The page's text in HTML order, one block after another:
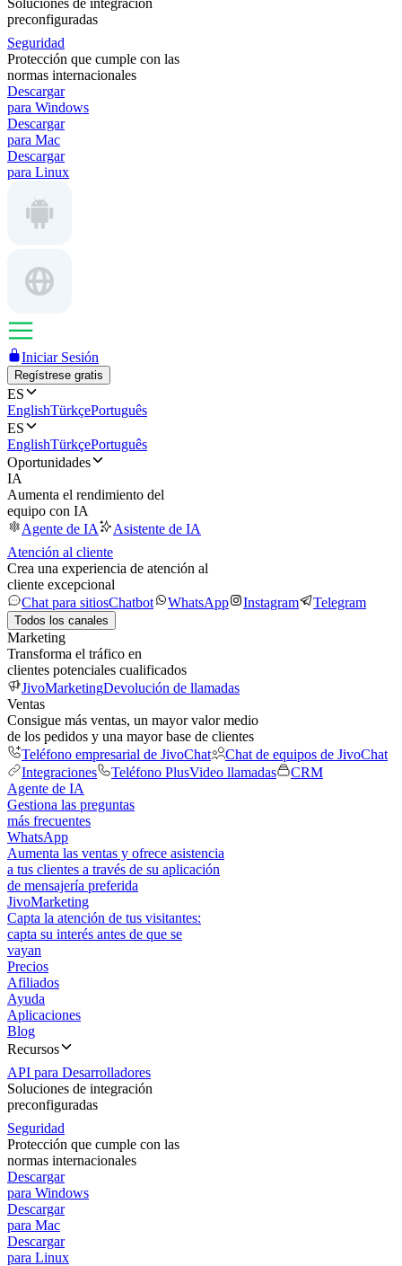
Soluciones de integración
preconfiguradas
Seguridad
Protección que cumple con las
normas internacionales
Descargar
para Windows
Descargar
para Mac
Descargar
para Linux
Iniciar Sesión
Regístrese gratis
ES
EnglishTürkçePortuguês
ES
EnglishTürkçePortuguês
Oportunidades
IA
Aumenta el rendimiento del
equipo con IA
Agente de IA
Asistente de IA
Atención al cliente
Crea una experiencia de atención al
cliente excepcional
Chat para sitiosChatbot WhatsApp Instagram Telegram
Todos los canales
Marketing
Transforma el tráfico en
clientes potenciales cualificados
JivoMarketingDevolución de llamadas
Ventas
Consigue más ventas, un mayor valor medio
de los pedidos y una mayor base de clientes
Teléfono empresarial de JivoChat
Chat de equipos de JivoChat
Integraciones
Teléfono PlusVideo llamadas
CRM
Agente de IA
Gestiona las preguntas
más frecuentes
WhatsApp
Aumenta las ventas y ofrece asistencia
a tus clientes a través de su aplicación
de mensajería preferida
JivoMarketing
Capta la atención de tus visitantes:
capta su interés antes de que se
vayan
Precios
Afiliados
Ayuda
Aplicaciones
Blog
Recursos
API para Desarrolladores
Soluciones de integración
preconfiguradas
Seguridad
Protección que cumple con las
normas internacionales
Descargar
para Windows
Descargar
para Mac
Descargar
para Linux